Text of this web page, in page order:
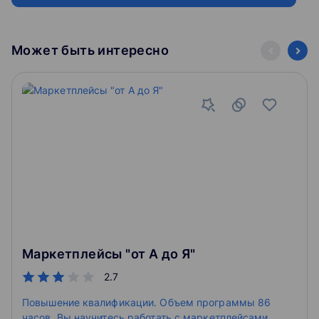
Может быть интересно
Маркетплейсы "от А до Я"
2.7
Повышение квалификации. Объем программы 86